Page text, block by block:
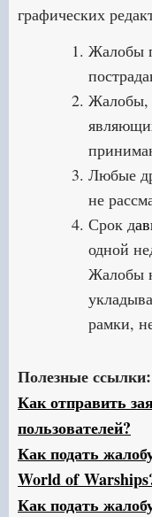
графических
Жалобы
Жалобы,
Любые
не
Срок д
одной
Жалобы
рамки,
Полезные ссылки:
Как отправить
пользователей?
Как подать
World ofWar
Как подать